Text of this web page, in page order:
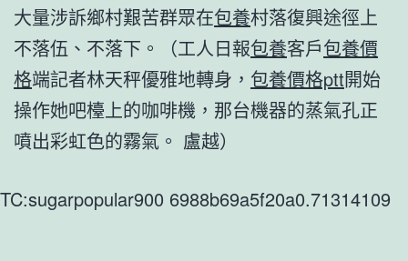
大量涉訴鄉村艱苦群眾在包養村落復興途徑上
不落伍、不落下。（工人日報包養客戶包養價
格端記者林天秤優雅地轉身， 包養價格ptt開始
操作她吧檯上的咖啡機，那台機器的蒸氣孔正
噴出彩虹色的霧氣。 盧越）
TC:sugarpopular900 6988b69a5f20a0.71314109